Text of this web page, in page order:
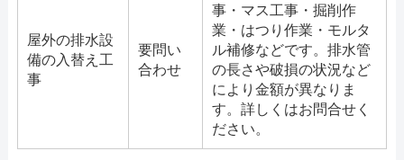
屋外の排水設
備の入替え工
事
要問い
合わせ
事・マス工事・掘削作
業・はつり作業・モルタ
ル補修などです。排水管
の長さや破損の状況など
により金額が異なりま
す。詳しくはお問合せく
ださい。